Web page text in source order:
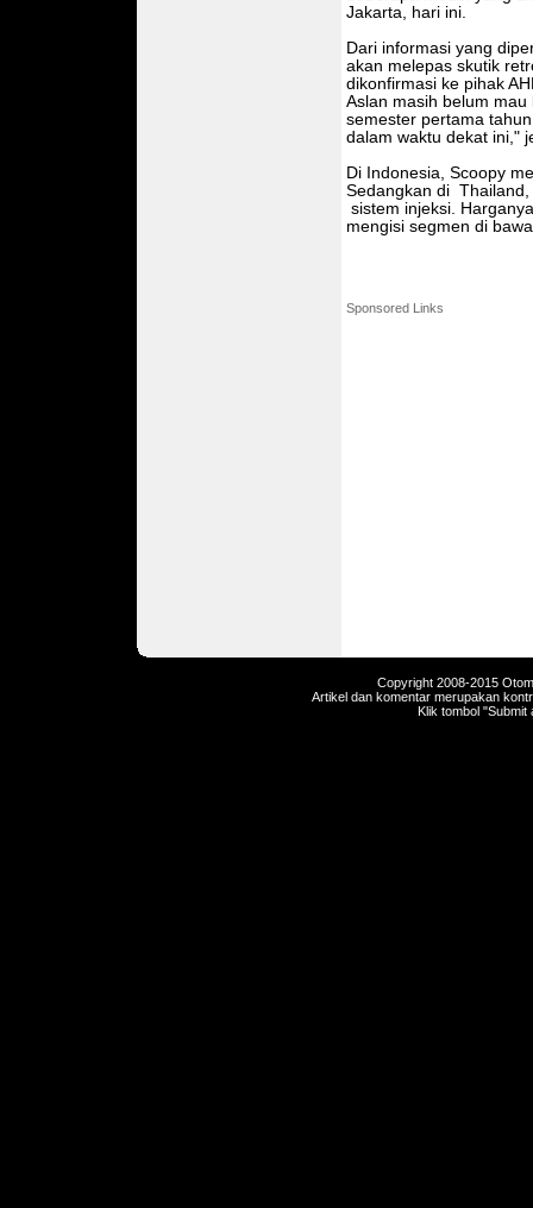
Jakarta, hari ini.
Dari informasi yang
akan melepas skutik
dikonfirmasi ke pihak
Aslan masih belum
semester pertama
dalam waktu dekat ini,"
Di Indonesia, Scoopy
Sedangkan di
sistem injeksi.
mengisi segmen di
Sponsored Links
Copyright 2008-2015
Artikel dan komentar merupakan
Klik tombol